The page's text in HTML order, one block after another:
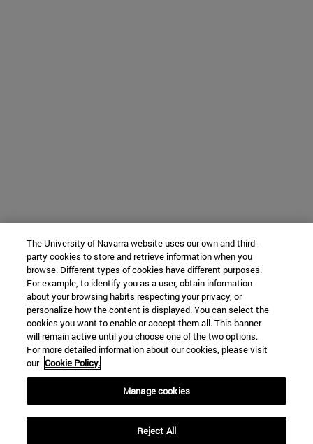
The University of Navarra website uses our own and third-
party cookies to store and retrieve information when you
browse. Different types of cookies have different purposes.
For example, to identify you as a user, obtain information
about your browsing habits respecting your privacy, or
personalize how the content is displayed. You can select the
cookies you want to enable or accept them all. This banner
will remain active until you choose one of the two options.
For more detailed information about our cookies, please visit
our Cookie Policy.
Manage cookies
Reject All